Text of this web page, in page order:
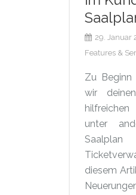
29. Januar
Features &
Zu Beginn
wir
unter
diesem